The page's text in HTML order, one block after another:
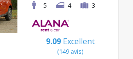
5
4 3
9.09 Excellent
(149 avis)